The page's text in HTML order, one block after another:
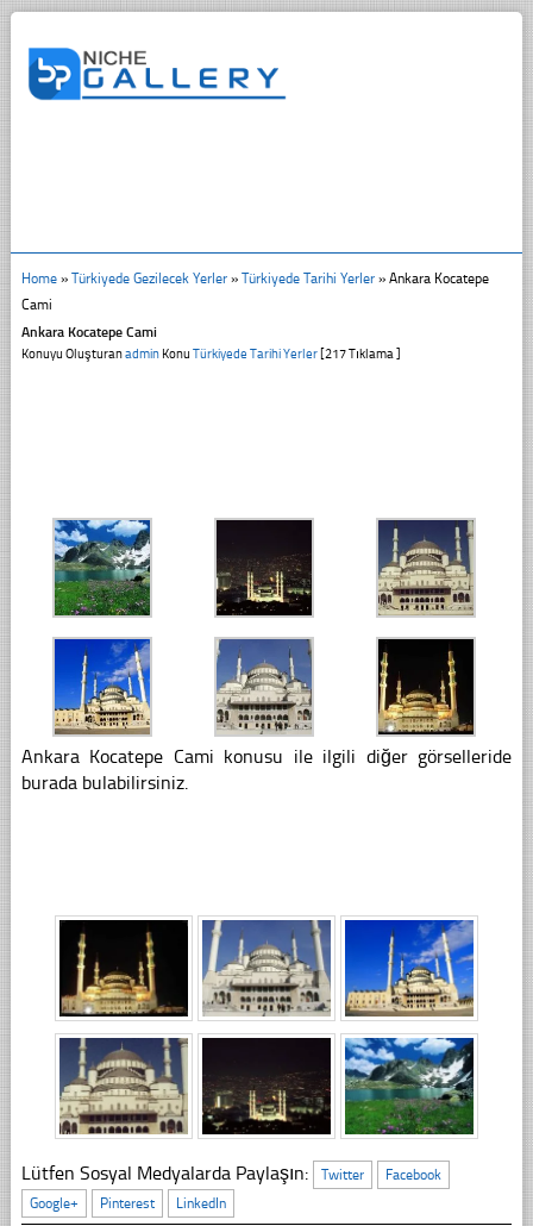
Home» Türkiyede Gezilecek Yerler» Türkiyede Tarihi Yerler» Ankara Kocatepe
Cami
Ankara Kocatepe Cami
Konuyu OluşturanadminKonu Türkiyede Tarihi Yerler[217 Tıklama ]
Ankara Kocatepe Cami konusu ile ilgili diğer görselleride
burada bulabilirsiniz.
Lütfen Sosyal Medyalarda Paylaşın: Twitter
Facebook
Google+
Pinterest LinkedIn